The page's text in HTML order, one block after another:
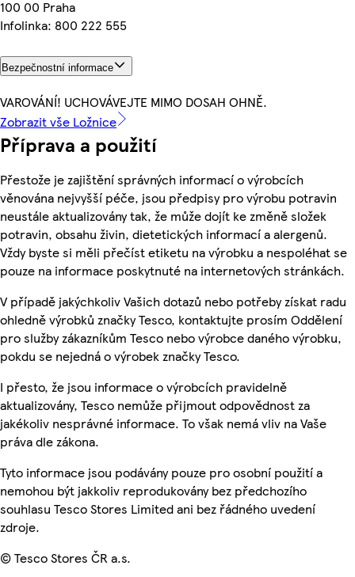
100 00 Praha
Infolinka: 800 222 555
Bezpečnostní informace
VAROVÁNÍ! UCHOVÁVEJTE MIMO DOSAH OHNĚ.
Zobrazit vše Ložnice
Příprava a použití
Přestože je zajištění správných informací o výrobcích
věnována nejvyšší péče, jsou předpisy pro výrobu potravin
neustále aktualizovány tak, že může dojít ke změně složek
potravin, obsahu živin, dietetických informací a alergenů.
Vždy byste si měli přečíst etiketu na výrobku a nespoléhat se
pouze na informace poskytnuté na internetových stránkách.
V případě jakýchkoliv Vašich dotazů nebo potřeby získat radu
ohledně výrobků značky Tesco, kontaktujte prosím Oddělení
pro služby zákazníkům Tesco nebo výrobce daného výrobku,
pokdu se nejedná o výrobek značky Tesco.
I přesto, že jsou informace o výrobcích pravidelně
aktualizovány, Tesco nemůže přijmout odpovědnost za
jakékoliv nesprávné informace. To však nemá vliv na Vaše
práva dle zákona.
Tyto informace jsou podávány pouze pro osobní použití a
nemohou být jakkoliv reprodukovány bez předchozího
souhlasu Tesco Stores Limited ani bez řádného uvedení
zdroje.
© Tesco Stores ČR a.s.